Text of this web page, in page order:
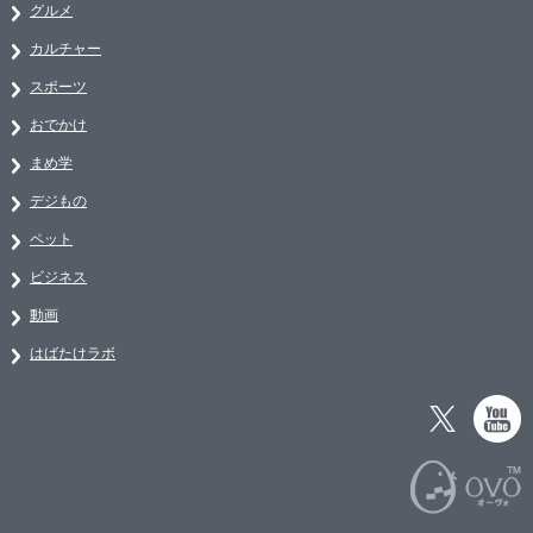
グルメ
カルチャー
スポーツ
おでかけ
まめ学
デジもの
ペット
ビジネス
動画
はばたけラボ